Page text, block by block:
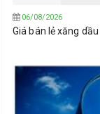
06/08/2026
Giá bán lẻ xăng